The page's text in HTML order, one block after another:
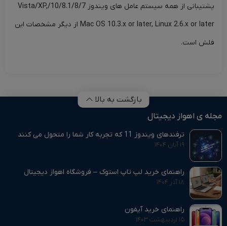
پشتیبانی از همه سیستم عامل های ویندوز 10/8.1/8/7/Vista/XP,
Mac OS 10.3.x or later, Linux 2.6.x or later از دیگر مشخصات این
فلش است.
بازگشت به بالا
مجله ی اهواز دیجیتال
ترفندهای ویندوز 11 که تجربه کار شما را متحول می‌ کنند
۱۹ آبان ۱۴۰۴
راهنمای خرید لپ تاپ استوک – فروشگاه اهواز دیجیتال
۱۸ آذر ۱۴۰۴
راهنمای خرید آیفون
۱۵ اردیبهشت ۱۴۰۳